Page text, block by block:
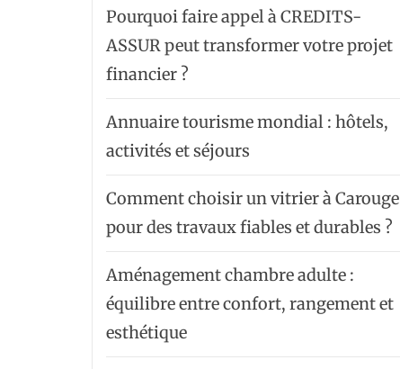
Pourquoi faire appel à CREDITS-
ASSUR peut transformer votre projet
financier ?
Annuaire tourisme mondial : hôtels,
activités et séjours
Comment choisir un vitrier à Carouge
pour des travaux fiables et durables ?
Aménagement chambre adulte :
équilibre entre confort, rangement et
esthétique